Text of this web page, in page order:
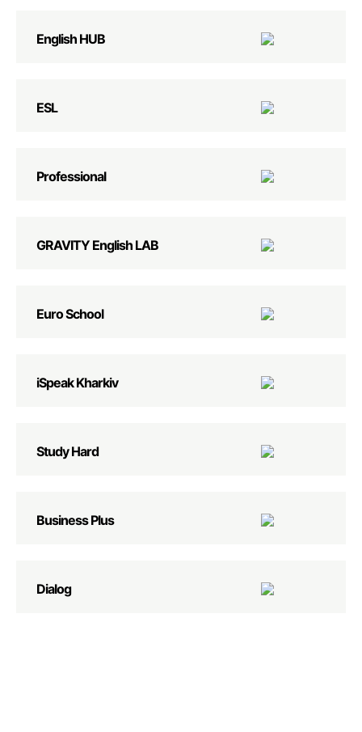
English HUB
ESL
Professional
GRAVITY English LAB
Euro School
iSpeak Kharkiv
Study Hard
Business Plus
Dialog